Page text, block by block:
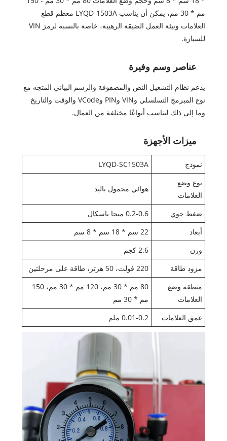
مم * 30 مم، يمكن أن يناسب LYQD-1503A معظم قطع
العلامات وبيئة العمل الضيقة الرهيبة، خاصة بالنسبة لرمز VIN
للسيارة.
عناصر وسم وفيرة
يدعم نظام التشغيل النص والمصفوفة والرسم البياني المتجه مع
نوع المبرمج التسلسلي وVIN وPIN وVCode والوقت والتاريخ
وما إلى ذلك ليناسب أنواعًا مختلفة من العمال.
ميزات الأجهزة
نموذج
LYQD-SC1503A
نوع وضع
العلامات
هوائي محمول باليد
ضغط جوي
0.2-0.6 ميجا باسكال
أبعاد
22 سم * 18 سم * 8 سم
وزن
2.6 كجم
مزود طاقة
220 فولت، 50 هرتز، طاقة على مرحلتين
منطقة وضع
العلامات
80 مم * 30 مم، 120 مم * 30 مم، 150
مم * 30 مم
عمق العلامات
0.01-0.2 ملم